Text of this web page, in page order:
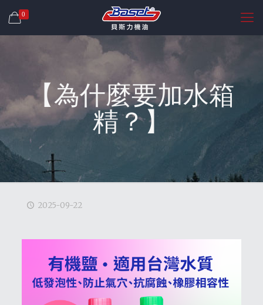
0
【為什麼要加水箱
精？】
2025-09-22